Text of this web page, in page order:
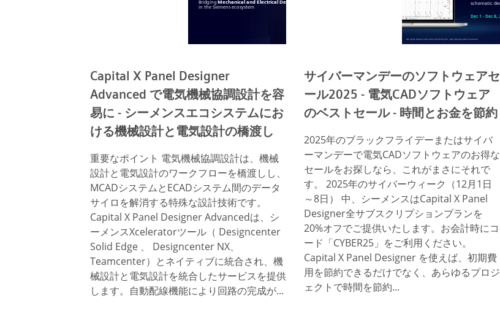
Capital X Panel Designer
Advanced で電気機械協調設計を容
易に - シーメンスエコシステムにお
ける機械設計と電気設計の橋渡し
重要なポイント 電気機械協調設計は、機械
設計と電気設計のワークフローを橋渡しし、
MCADシステムとECADシステム間のデータ
サイロを解消する特殊な設計技術です。
Capital X Panel Designer Advancedは、シ
ーメンスXceleratorツール（ Designcenter
Solid Edge 、 Designcenter NX、
Teamcenter）とネイティブに統合され、機
械設計と電気設計を統合したサービスを提供
します。自動配線機能により回路の完成が...
サイバーマンデーのソフトウェアセ
ール2025 - 電気CADソフトウェア
のベストセール - 時間とお金を節約
2025年のブラックフライデーまたはサイバ
ーマンデーで電気CADソフトウェアのお得な
セールをお探しなら、これがまさにそれで
す。 2025年のサイバーウィーク（12月1日
～8日） 中、シーメンスはCapital X Panel
Designer全サブスクリプションプランを
20%オフでご提供いたします。お会計時にコ
ード「CYBER25」をご利用ください。
Capital X Panel Designer を使えば、初期費
用を節約できるだけでなく、あらゆるプロジ
ェクトで時間を節約...